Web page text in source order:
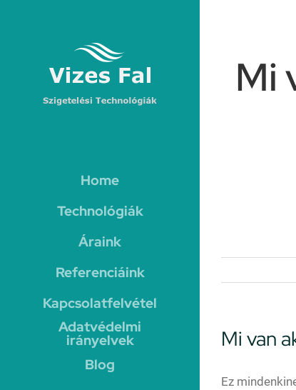
Home
Technológiák
Áraink
Referenciáink
Kapcsolatfelvétel
Adatvédelmi
irányelvek
Blog
Mi
Mi van
Ez